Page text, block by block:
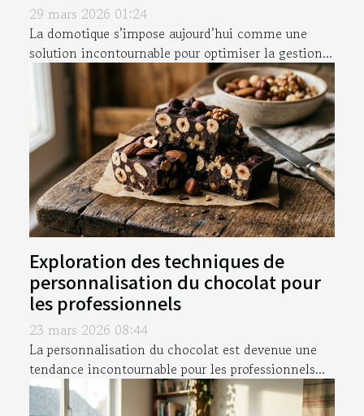
29 mars 2026 01:24
La domotique s’impose aujourd’hui comme une
solution incontournable pour optimiser la gestion...
Exploration des techniques de
personnalisation du chocolat pour
les professionnels
23 mars 2026 08:44
La personnalisation du chocolat est devenue une
tendance incontournable pour les professionnels...